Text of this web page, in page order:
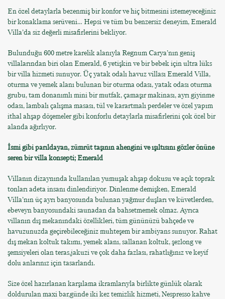
En özel detaylarla bezenmiş bir konfor ve hiç bitmesini istemeyeceğiniz
bir konaklama serüveni… Hepsi ve tüm bu benzersiz deneyim, Emerald
Villa’da siz değerli misafirlerini bekliyor.
Bulunduğu 600 metre karelik alanıyla Regnum Carya’nın geniş
villalarından biri olan Emerald, 6 yetişkin ve bir bebek için ultra lüks
bir villa hizmeti sunuyor. Üç yatak odalı havuz villası Emerald Villa,
oturma ve yemek alanı bulunan bir oturma odası, yatak odası oturma
grubu, tam donanımlı mini bir mutfak, çamaşır makinası, ayrı giyinme
odası, lambalı çalışma masası, tül ve karartmalı perdeler ve özel yapım
ithal ahşap döşemeler gibi konforlu detaylarla misafirlerini çok özel bir
alanda ağırlıyor.
İsmi gibi parıldayan, zümrüt taşının ahengini ve ışıltısını gözler önüne
seren bir villa konsepti; Emerald
Villanın dizaynında kullanılan yumuşak ahşap dokusu ve açık toprak
tonları adeta insanı dinlendiriyor. Dinlenme demişken, Emerald
Villa’nın üç ayrı banyosunda bulunan yağmur duşları ve küvetlerden,
ebeveyn banyosundaki saunadan da bahsetmemek olmaz. Ayrıca
villanın dış mekanındaki özellikleri, tüm gününüzü bahçede ve
havuzunuzda geçirebileceğiniz muhteşem bir ambiyans sunuyor. Rahat
dış mekan koltuk takımı, yemek alanı, sallanan koltuk, şezlong ve
şemsiyeleri olan teras,jakuzi ve çok daha fazlası, rahatlığınız ve keyif
dolu anlarınız için tasarlandı.
Size özel hazırlanan karşılama ikramlarıyla birlikte günlük olarak
doldurulan maxi bar,günde iki kez temizlik hizmeti, Nespresso kahve